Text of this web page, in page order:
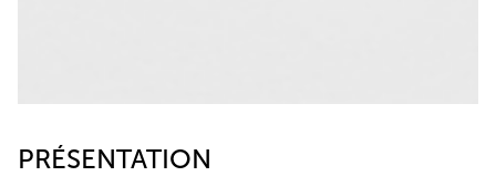
PRÉSENTATION